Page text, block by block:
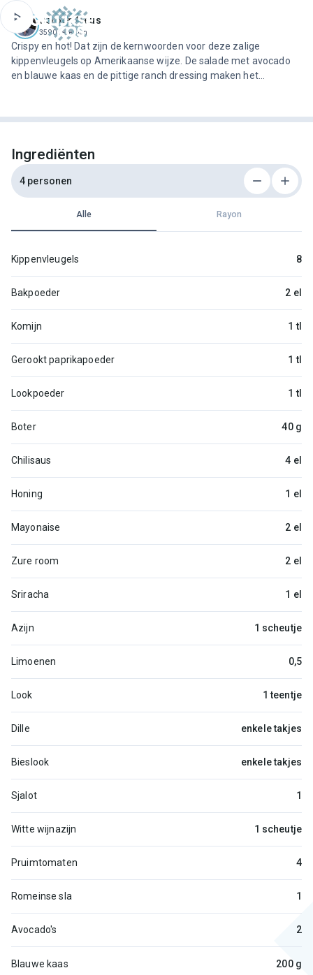
Jeroen Meus
3590 recepten
Crispy en hot! Dat zijn de kernwoorden voor deze zalige
kippenvleugels op Amerikaanse wijze. De salade met avocado
en blauwe kaas en de pittige ranch dressing maken het
Ingrediënten
4 personen
Alle Rayon
Kippenvleugels 8
Bakpoeder 2 el
Komijn 1 tl
Gerookt paprikapoeder 1 tl
Lookpoeder 1 tl
Boter 40 g
Chilisaus 4 el
Honing 1 el
Mayonaise 2 el
Zure room 2 el
Sriracha 1 el
Azijn 1 scheutje
Limoenen 0,5
Look 1 teentje
Dille enkele takjes
Bieslook enkele takjes
Sjalot 1
Witte wijnazijn 1 scheutje
Pruimtomaten 4
Romeinse sla 1
Avocado's 2
Blauwe kaas 200 g